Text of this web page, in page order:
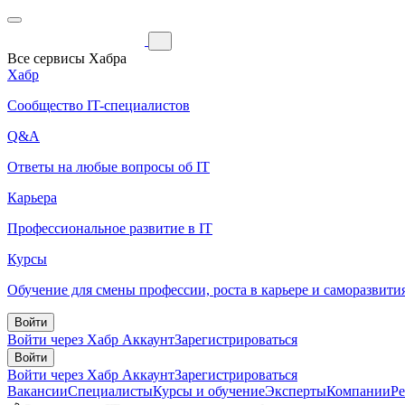
Все сервисы Хабра
Хабр
Сообщество IT-специалистов
Q&A
Ответы на любые вопросы об IT
Карьера
Профессиональное развитие в IT
Курсы
Обучение для смены профессии, роста в карьере и
Войти
Войти через Хабр АккаунтЗарегистрироваться
Войти
Войти через Хабр АккаунтЗарегистрироваться
ВакансииСпециалистыКурсы и обучениеЭкспертыКомпании